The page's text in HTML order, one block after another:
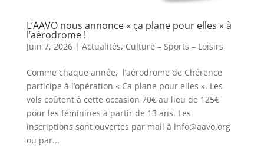
L’AAVO nous annonce « ça plane pour elles » à
l’aérodrome !
Juin 7, 2026| Actualités, Culture – Sports – Loisirs
Comme chaque année, l’aérodrome de Chérence
participe à l’opération « Ca plane pour elles ». Les
vols coûtent à cette occasion 70€ au lieu de 125€
pour les féminines à partir de 13 ans. Les
inscriptions sont ouvertes par mail à info@aavo.org
ou par...